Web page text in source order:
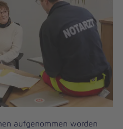
aufgenommen worden